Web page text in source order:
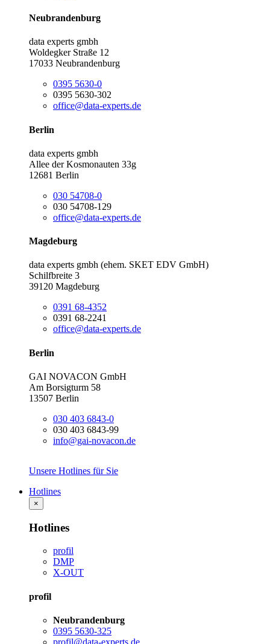
Neubrandenburg
data experts gmbh
Woldegker Straße 12
17033 Neubrandenburg
0395 5630-0
0395 5630-302
office@data-experts.de
Berlin
data experts gmbh
Allee der Kosmonauten 33g
12681 Berlin
030 54708-0
030 54708-129
office@data-experts.de
Magdeburg
data experts gmbh (ehem. SKET EDV GmbH)
Schilfbreite 3
39120 Magdeburg
0391 68-4352
0391 68-2241
office@data-experts.de
Berlin
GAI NOVACON GmbH
Am Borsigturm 58
13507 Berlin
030 403 6843-0
030 403 6843-99
info@gai-novacon.de
Unsere Hotlines für Sie
Hotlines
×
Hotlines
profil
DMP
X-OUT
profil
Neubrandenburg
0395 5630-325
profil@data-experts.de